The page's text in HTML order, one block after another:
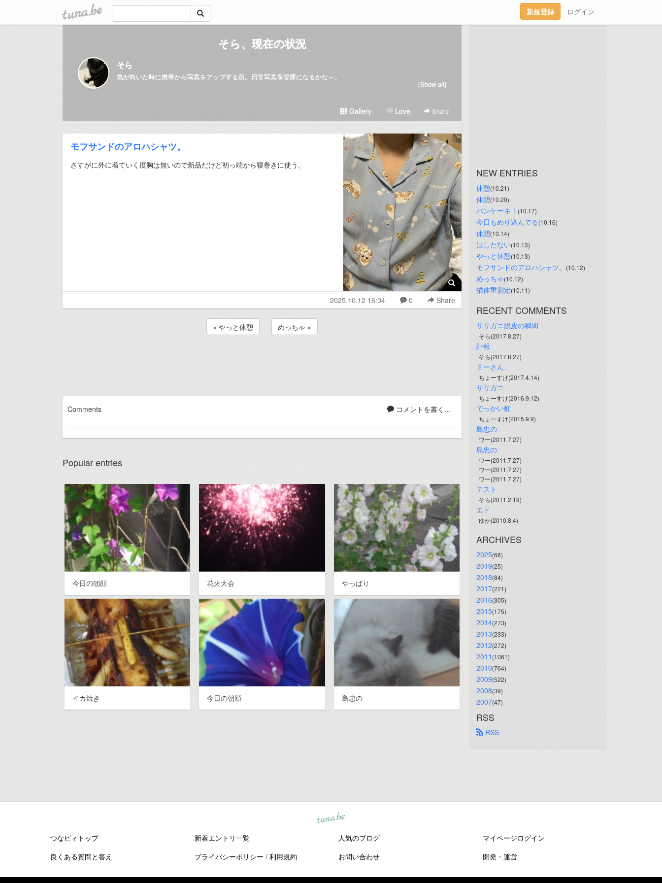
tuna.be 新規登録 ログイン
そら、現在の状況
そら
気が向いた時に携帯から写真をアップする所。日常写真保管庫になるかな～。
[Show all]
Gallery Love Share
モフサンドのアロハシャツ。
さすがに外に着ていく度胸は無いので新品だけど初っ端から寝巻きに使う。
2025.10.12 16:04 0 Share
« やっと休憩 めっちゃ »
コメントを書く...
Comments
Popular entries
今日の朝顔 花火大会 やっぱり
イカ焼き 今日の朝顔 島忠の
NEW ENTRIES
休憩(10.21)
休憩(10.20)
パンケーキ！ (10.17)
今日もめり込んでる(10.16)
休憩(10.14)
はしたない(10.13)
やっと休憩(10.13)
モフサンドのアロハシャツ。 (10.12)
めっちゃ(10.12)
猫体重測定(10.11)
RECENT COMMENTS
ザリガニ脱皮の瞬間
そら(2017.8.27)
訃報
そら(2017.8.27)
ミーさん
ちょーすけ(2017.4.14)
ザリガニ
ちょーすけ(2016.9.12)
でっかい虹
ちょーすけ(2015.9.9)
島忠の
ワー(2011.7.27)
島忠の
ワー(2011.7.27)
ワー(2011.7.27)
ワー(2011.7.27)
テスト
そら(2011.2.19)
エド
ゆか(2010.8.4)
ARCHIVES
2025(68)
2019(25)
2018(84)
2017(221)
2016(305)
2015(175)
2014(273)
2013(233)
2012(272)
2011 (1061)
2010(764)
2009(522)
2008(39)
2007(47)
RSS
RSS
tuna.be
つなビィトップ 新着エントリ一覧 人気のブログ
マイページログイン
良くある質問と答え
プライバシーポリシー / 利用規約 お問い合わせ 開発・運営